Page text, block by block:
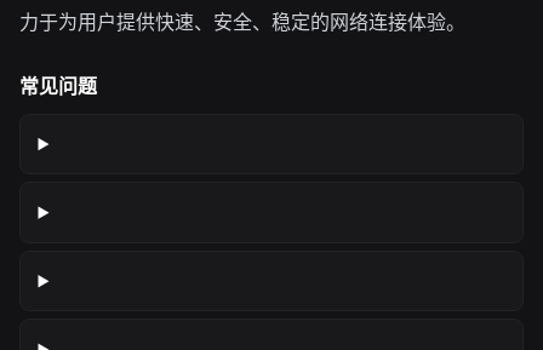
力于为用户提供快速、安全、稳定的网络连接体验。
常见问题